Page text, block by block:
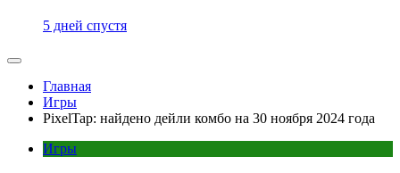
5 дней спустя
Главная
Игры
PixelTap: найдено дейли комбо на 30 ноября 2024 года
Игры